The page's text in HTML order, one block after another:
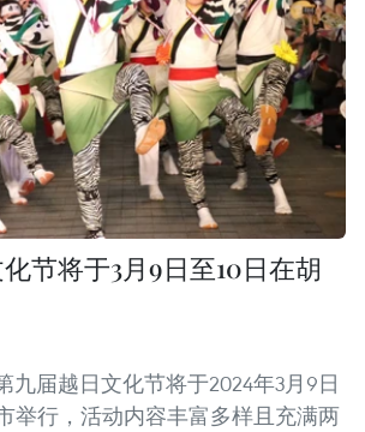
节将于3月9日至10日在胡
九届越日文化节将于2024年3月9日
举行，活动内容丰富多样且充满两